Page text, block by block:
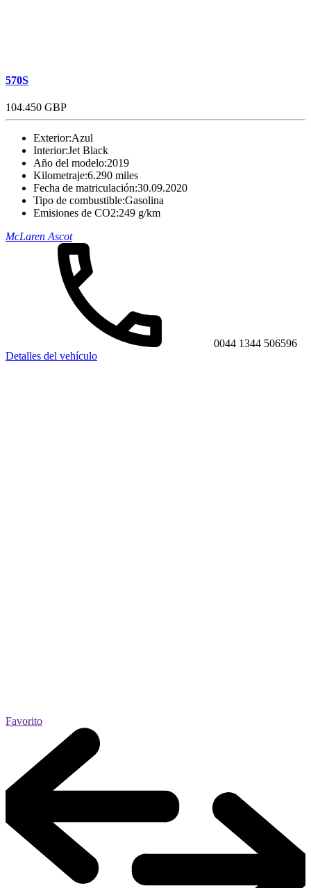
570S
104.450 GBP
Exterior:Azul
Interior:Jet Black
Año del modelo:2019
Kilometraje:6.290 miles
Fecha de matriculación:30.09.2020
Tipo de combustible:Gasolina
Emisiones de CO2:249 g/km
McLaren Ascot
0044 1344 506596
Detalles del vehículo
Favorito